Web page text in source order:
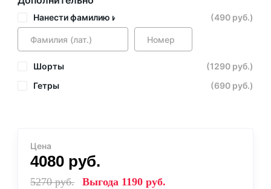
Нанести фамилию и номер (490 руб.)
Шорты
(1290 руб.)
Гетры
(690 руб.)
Цена
4080 руб.
5270руб. Выгода 1190 руб.